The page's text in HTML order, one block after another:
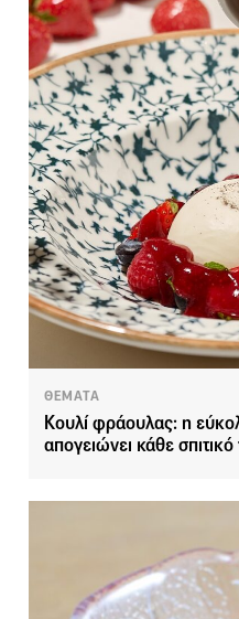
ΘΕΜΑΤΑ
Κουλί φράουλας: η
απογειώνει κάθε